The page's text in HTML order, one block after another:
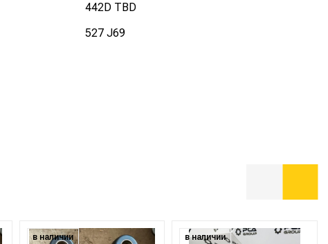
442D TBD
527 J69
в наличии в наличии